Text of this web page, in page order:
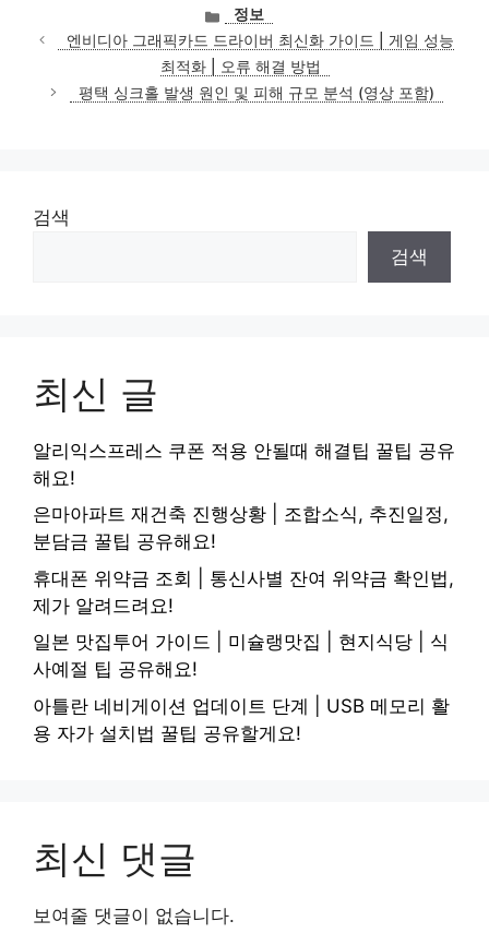
카
테
고
리
정보
엔비디아 그래픽카드 드라이버 최신화 가이드 | 게임 성능
최적화 | 오류 해결 방법
평택 싱크홀 발생 원인 및 피해 규모 분석 (영상 포함)
검색
검색
최신 글
알리익스프레스 쿠폰 적용 안될때 해결팁 꿀팁 공유
해요!
은마아파트 재건축 진행상황 | 조합소식, 추진일정,
분담금 꿀팁 공유해요!
휴대폰 위약금 조회 | 통신사별 잔여 위약금 확인법,
제가 알려드려요!
일본 맛집투어 가이드 | 미슐랭맛집 | 현지식당 | 식
사예절 팁 공유해요!
아틀란 네비게이션 업데이트 단계 | USB 메모리 활
용 자가 설치법 꿀팁 공유할게요!
최신 댓글
보여줄 댓글이 없습니다.